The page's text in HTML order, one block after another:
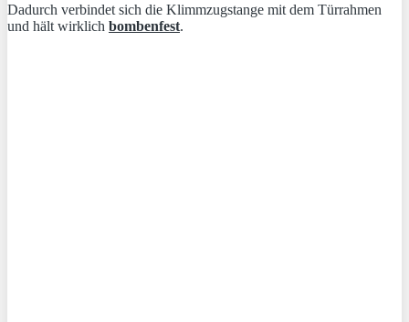
Dadurch verbindet sich die Klimmzugstange mit dem Türrahmen
und hält wirklich bombenfest.